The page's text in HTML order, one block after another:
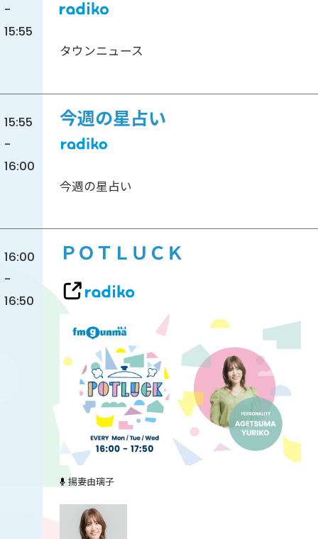
-
15:55
タウンニュース
15:55
-
16:00
今週の星占い
今週の星占い
16:00
-
16:50
ＰＯＴＬＵＣＫ
揚妻由璃子